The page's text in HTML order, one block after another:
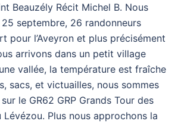
Beauzély Récit Michel B. Nous
septembre, 26 randonneurs
pour l’Aveyron et plus précisément
arrivons dans un petit village
vallée, la température est fraîche
sacs, et victuailles, nous sommes
le GR62 GRP Grands Tour des
Plus nous approchons la